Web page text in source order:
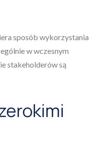
sposób wykorzystania
w wczesnym
stakeholderów są